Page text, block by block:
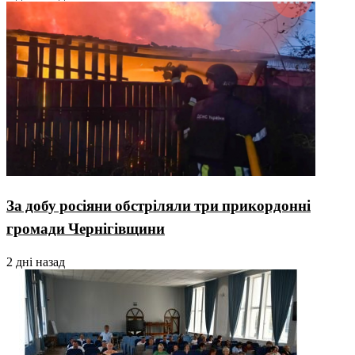
За добу росіяни обстріляли три прикордонні
громади Чернігівщини
2 дні назад